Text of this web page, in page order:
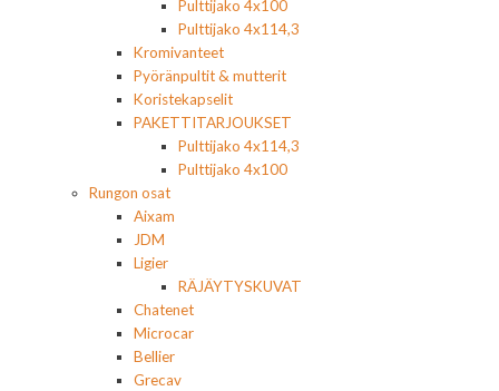
Pulttijako 4x100
Pulttijako 4x114,3
Kromivanteet
Pyöränpultit & mutterit
Koristekapselit
PAKETTITARJOUKSET
Pulttijako 4x114,3
Pulttijako 4x100
Rungon osat
Aixam
JDM
Ligier
RÄJÄYTYSKUVAT
Chatenet
Microcar
Bellier
Grecav